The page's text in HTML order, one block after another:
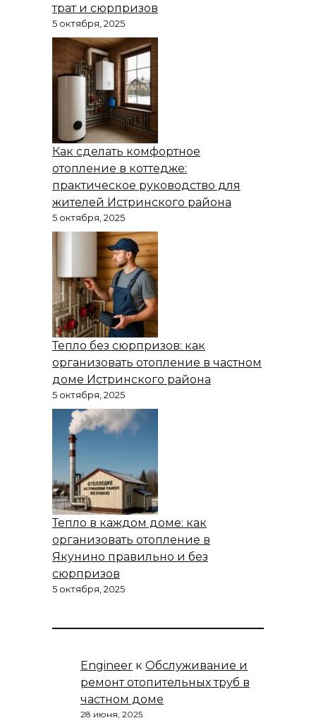
трат и сюрпризов
5 октября, 2025
Как сделать комфортное
отопление в коттедже:
практическое руководство для
жителей Истринского района
5 октября, 2025
Тепло без сюрпризов: как
организовать отопление в частном
доме Истринского района
5 октября, 2025
Тепло в каждом доме: как
организовать отопление в
Якунино правильно и без
сюрпризов
5 октября, 2025
Engineer к Обслуживание и
ремонт отопительных труб в
частном доме
28 июня, 2025